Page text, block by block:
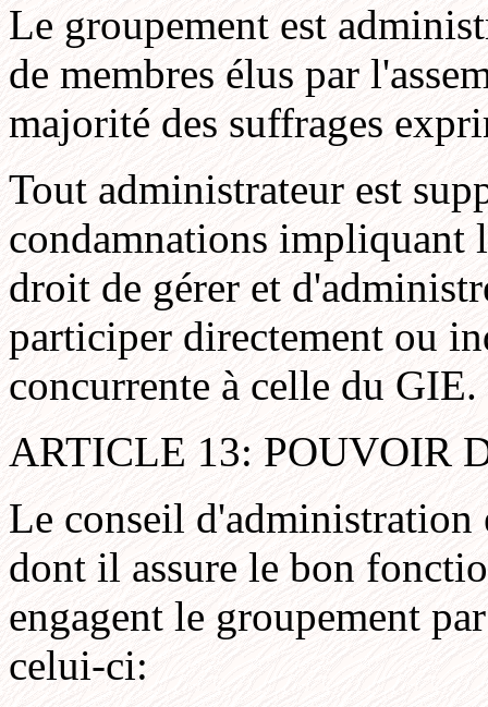
Le groupement est
de membres élus par
majorité des suffrages
Tout administrateur est
condamnations impliquant
droit de gérer et
participer directement ou
concurrente à celle du GIE.
ARTICLE 13: POUVOIR
Le conseil d'administration
dont il assure le bon
engagent le groupement
celui-ci: